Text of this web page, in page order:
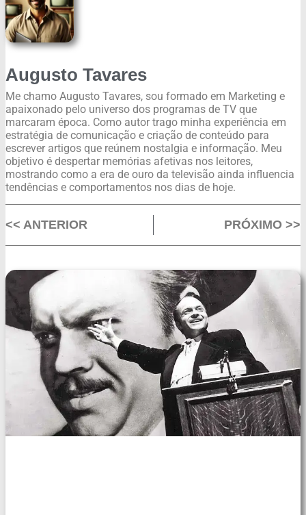
Augusto Tavares
Me chamo Augusto Tavares, sou formado em Marketing e
apaixonado pelo universo dos programas de TV que
marcaram época. Como autor trago minha experiência em
estratégia de comunicação e criação de conteúdo para
escrever artigos que reúnem nostalgia e informação. Meu
objetivo é despertar memórias afetivas nos leitores,
mostrando como a era de ouro da televisão ainda influencia
tendências e comportamentos nos dias de hoje.
<< ANTERIOR PRÓXIMO >>